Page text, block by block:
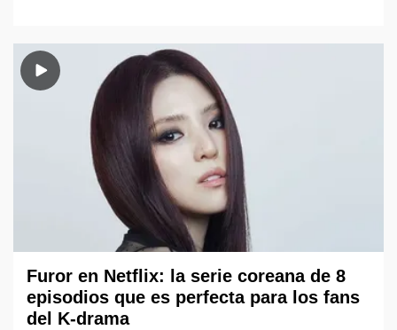
Furor en Netflix: la serie coreana de 8
episodios que es perfecta para los fans
del K-drama